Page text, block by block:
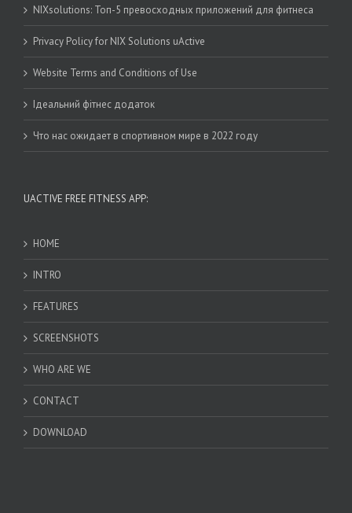
NIXsolutions: Топ-5 превосходных приложений для фитнеса
Privacy Policy for NIX Solutions uActive
Website Terms and Conditions of Use
Ідеальний фітнес додаток
Что нас ожидает в спортивном мире в 2022 году
UACTIVE FREE FITNESS APP:
HOME
INTRO
FEATURES
SCREENSHOTS
WHO ARE WE
CONTACT
DOWNLOAD